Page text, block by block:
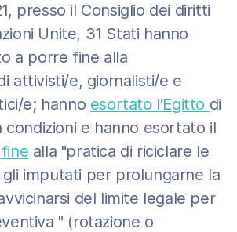
presso il Consiglio dei diritti
Unite, 31 Stati hanno
a porre fine alla
attivisti/e, giornalisti/e e
e; hanno esortato l'Egitto di
condizioni e hanno esortato il
alla "pratica di riciclare le
imputati per prolungarne la
del limite legale per
" (rotazione o